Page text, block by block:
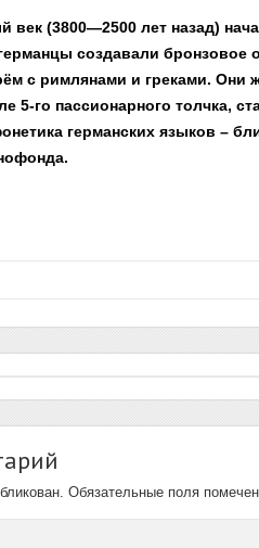
век (3800—2500 лет назад)
создавали
с римлянами и греками. Они
5-го пассионарного толчка,
германских языков –
Обязательные поля